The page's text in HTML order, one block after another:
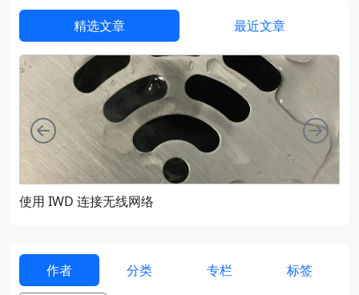
精选文章 最近文章
使用 IWD 连接无线网络
向左 向右
作者 分类 专栏 标签